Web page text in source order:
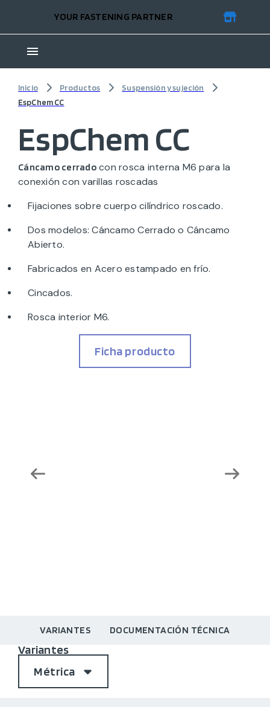
YOUR FASTENING PARTNER
Inicio Productos
Suspensión y sujeción
EspChem CC
EspChem CC
Cáncamo cerradocon rosca interna M6 para la
conexión con varillas roscadas
Fijaciones sobre cuerpo cilíndrico roscado.
Dos modelos: Cáncamo Cerrado o Cáncamo
Abierto.
Fabricados en Acero estampado en frío.
Cincados.
Rosca interior M6.
Ficha producto
VARIANTES DOCUMENTACIÓN TÉCNICA
Variantes
Métrica